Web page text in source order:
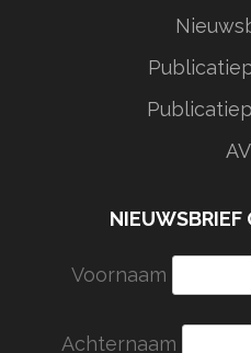
NIEUWSBRIEF
Voornaam
Achternaam